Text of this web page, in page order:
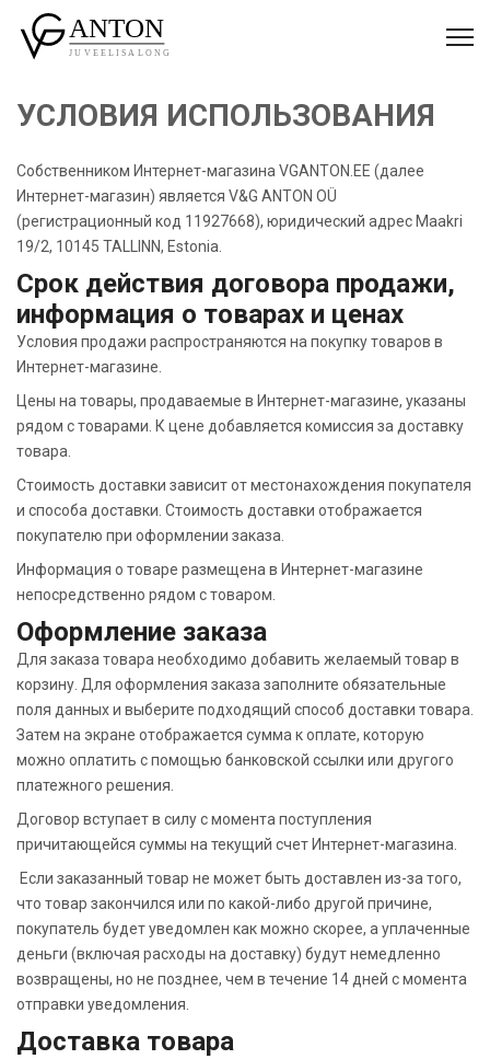
УСЛОВИЯ ИСПОЛЬЗОВАНИЯ
Собственником Интернет-магазина VGANTON.EE (далее
Интернет-магазин) является V&G ANTON OÜ
(регистрационный код 11927668), юридический адрес Maakri
19/2, 10145 TALLINN, Estonia.
Срок действия договора продажи,
информация о товарах и ценах
Условия продажи распространяются на покупку товаров в
Интернет-магазине.
Цены на товары, продаваемые в Интернет-магазине, указаны
рядом с товарами. К цене добавляется комиссия за доставку
товара.
Стоимость доставки зависит от местонахождения покупателя
и способа доставки. Стоимость доставки отображается
покупателю при оформлении заказа.
Информация о товаре размещена в Интернет-магазине
непосредственно рядом с товаром.
Оформление заказа
Для заказа товара необходимо добавить желаемый товар в
корзину. Для оформления заказа заполните обязательные
поля данных и выберите подходящий способ доставки товара.
Затем на экране отображается сумма к оплате, которую
можно оплатить с помощью банковской ссылки или другого
платежного решения.
Договор вступает в силу с момента поступления
причитающейся суммы на текущий счет Интернет-магазина.
Если заказанный товар не может быть доставлен из-за того,
что товар закончился или по какой-либо другой причине,
покупатель будет уведомлен как можно скорее, а уплаченные
деньги (включая расходы на доставку) будут немедленно
возвращены, но не позднее, чем в течение 14 дней с момента
отправки уведомления.
Доставка товара